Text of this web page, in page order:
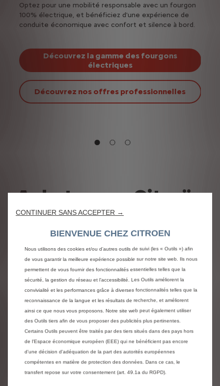
Optez pour une mobilité responsable avec un fourgon
100% électrique, et bénéficiez d'une expérience de
conduite économique avec confort et silence à bord.
Découvrez la gamme des fourgons
électriques
Découvrez nos offres professionnelles
Acheter une Citroën
Précédent
Configurez & commandez votre
Citroën
Sélectionnez, personnalisez et commandez votre Citroën
CONTINUER SANS ACCEPTER →
BIENVENUE CHEZ CITROEN
Nous utilisons des cookies et/ou d’autres outils de suivi (les « Outils ») afin
de vous garantir la meilleure expérience possible sur notre site web. Ils nous
permettent de vous fournir des fonctionnalités essentielles telles que la
sécurité, la gestion du réseau et l’accessibilité. Les Outils améliorent la
convivialité et les performances grâce à diverses fonctionnalités telles que la
reconnaissance de la langue et les résultats de recherche, et améliorent
ainsi ce que nous vous proposons. Notre site web peut également utiliser
des Outils tiers afin de vous proposer des publicités plus pertinentes.
Certains Outils peuvent être traités par des tiers situés dans des pays hors
de l'Espace économique européen (EEE) qui ne bénéficient pas encore
d'une décision d'adéquation de la part des autorités européennes
compétentes en matière de protection des données. Dans ce cas, le
transfert repose sur votre consentement (art. 49.1a du RGPD).